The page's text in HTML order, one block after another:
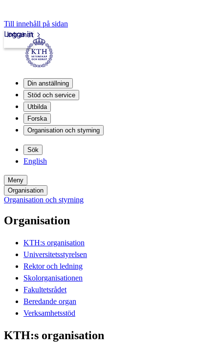
Till innehåll på sidan
Intranät
Logga in
Din anställning
Stöd och service
Utbilda
Forska
Organisation och styrning
Sök
English
Meny
Organisation
Organisation och styrning
Organisation
KTH:s organisation
Universitetsstyrelsen
Rektor och ledning
Skolorganisationen
Fakultetsrådet
Beredande organ
Verksamhetsstöd
KTH:s organisation